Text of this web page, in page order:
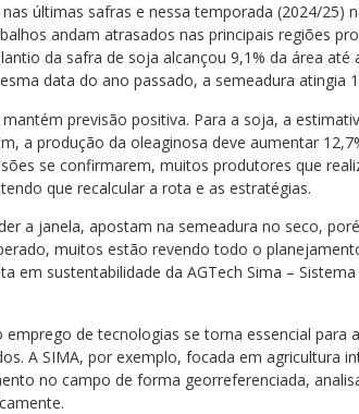
últimas safras e nessa temporada (2024/25)
andam atrasados nas principais regiões
da safra de soja alcançou 9,1% da área até
data do ano passado, a semeadura atingia
previsão positiva. Para a soja, a
a produção da oleaginosa deve aumentar
se confirmarem, muitos produtores que
que recalcular a rota e as estratégias.
a janela, apostam na semeadura no seco,
muitos estão revendo todo o
em sustentabilidade da AGTech Sima –
de tecnologias se torna essencial para
A SIMA, por exemplo, focada em agricultura
no campo de forma georreferenciada,